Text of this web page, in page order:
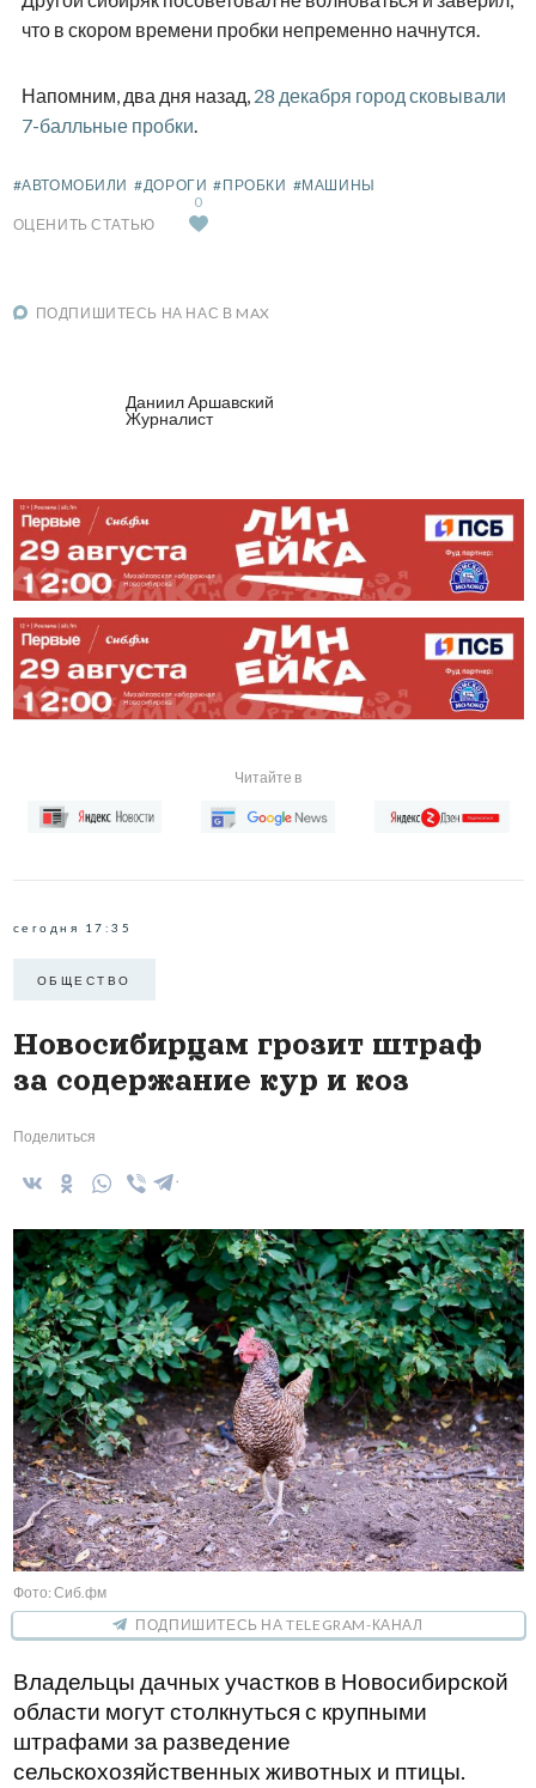
что в скором времени пробки непременно начнутся.
Напомним, два дня назад, 28 декабря город сковывали
7-балльные пробки.
#АВТОМОБИЛИ #ДОРОГИ #ПРОБКИ #МАШИНЫ
ОЦЕНИТЬ СТАТЬЮ
0
ПОДПИШИТЕСЬ НА НАС В MAX
Даниил Аршавский
Журналист
Читайте в
сегодня 17:35
ОБЩЕСТВО
Новосибирцам грозит штраф
за содержание кур и коз
Поделиться
Фото: Сиб.фм
ПОДПИШИТЕСЬ НА TELEGRAM-КАНАЛ
Владельцы дачных участков в Новосибирской
области могут столкнуться с крупными
штрафами за разведение
сельскохозяйственных животных и птицы.